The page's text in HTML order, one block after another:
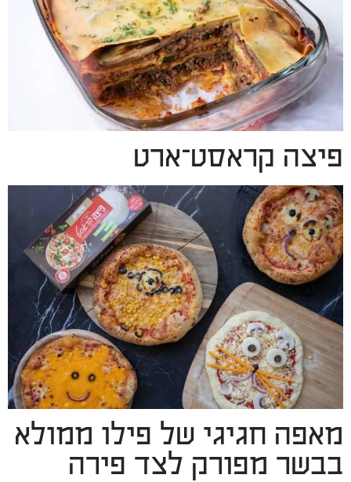
פיצה קראסט־ארט
מאפה חגיגי של פילו ממולא
בבשר מפורק לצד פירה